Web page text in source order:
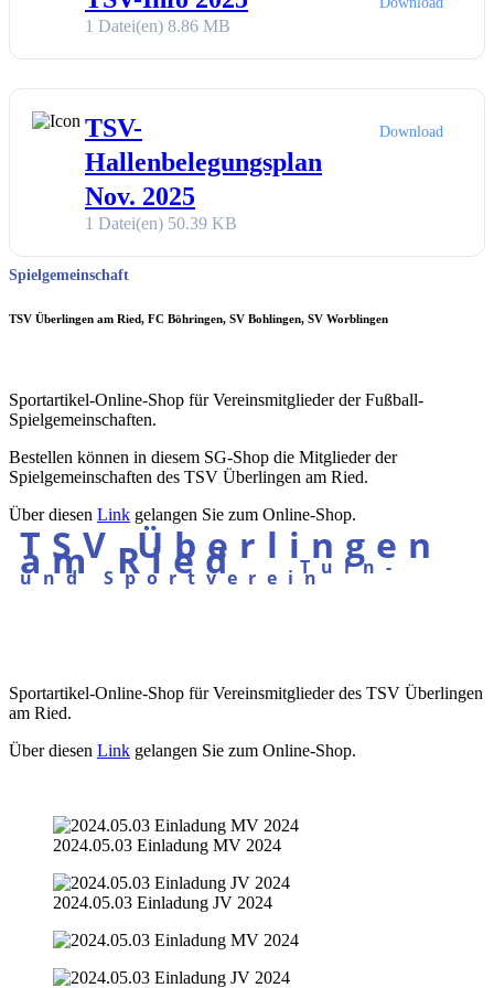
1 Datei(en) 8.86 MB
TSV-
Hallenbelegungsplan
Nov. 2025
1 Datei(en) 50.39 KB
Download
Spielgemeinschaft
TSV Überlingen am Ried, FC Böhringen, SV Bohlingen, SV Worblingen
Sportartikel-Online-Shop für Vereinsmitglieder der Fußball-
Spielgemeinschaften.
Bestellen können in diesem SG-Shop die Mitglieder der
Spielgemeinschaften des TSV Überlingen am Ried.
Über diesen Link gelangen Sie zum Online-Shop.
TSV Überlingen
am Ried Turn-
und Sportverein
Sportartikel-Online-Shop für Vereinsmitglieder des TSV Überlingen
am Ried.
Über diesen Link gelangen Sie zum Online-Shop.
2024.05.03 Einladung MV 2024
2024.05.03 Einladung JV 2024